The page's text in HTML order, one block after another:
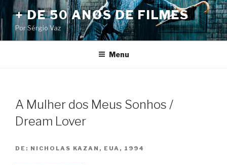
Pular
para
o
conteúdo
+ DE 50 ANOS DE FILMES
Por Sérgio Vaz
Menu
A Mulher dos Meus Sonhos /
Dream Lover
DE: NICHOLAS KAZAN, EUA, 1994